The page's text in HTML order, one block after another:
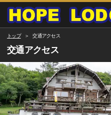
トップ 交通アクセス
交通アクセス